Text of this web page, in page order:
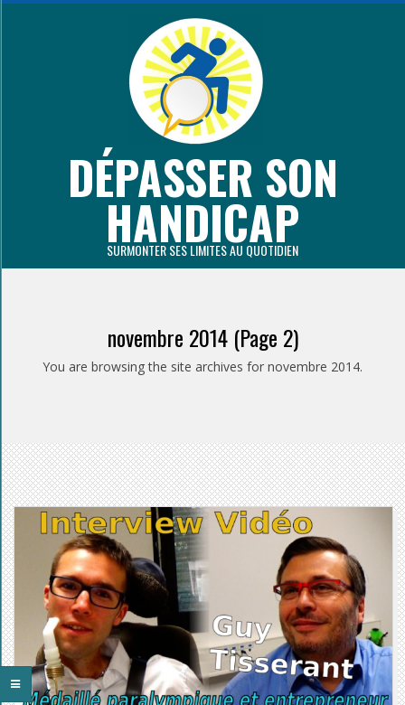
DÉPASSER SON
HANDICAP
SURMONTER SES LIMITES AU QUOTIDIEN
novembre 2014 (Page 2)
You are browsing the site archives for novembre 2014.